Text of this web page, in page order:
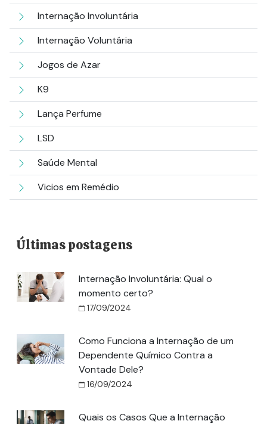
Internação Involuntária
Internação Voluntária
Jogos de Azar
K9
Lança Perfume
LSD
Saúde Mental
Vicios em Remédio
Últimas postagens
Internação Involuntária: Qual o
momento certo?
17/09/2024
Como Funciona a Internação de um
Dependente Químico Contra a
Vontade Dele?
16/09/2024
Quais os Casos Que a Internação